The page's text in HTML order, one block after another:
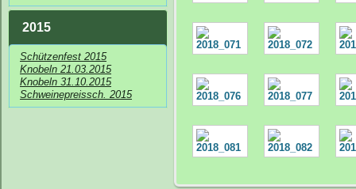
2015
Schützenfest 2015
Knobeln 21.03.2015
Knobeln 31.10.2015
Schweinepreissch. 2015